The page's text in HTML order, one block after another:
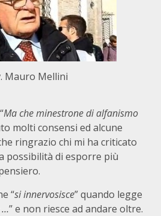
Mauro Mellini
Ma che minestrone di alfanismo
molti consensi ed alcune
ringrazio chi mi ha criticato
possibilità di esporre più
“si innervosisce” quando legge
…” e non riesce ad andare oltre.